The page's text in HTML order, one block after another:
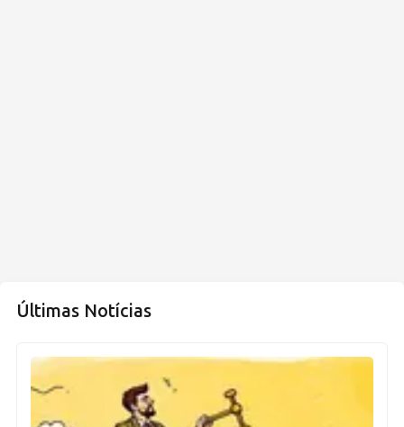
Últimas Notícias